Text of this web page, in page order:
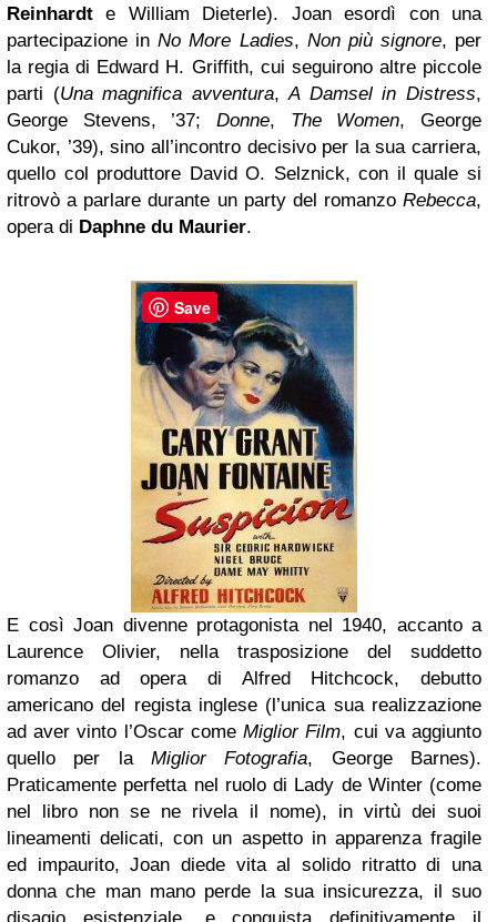
Reinhardt e William Dieterle). Joan esordì con una
partecipazione inNo More Ladies, Non più signore, per
la regia di Edward H. Griffith, cui seguirono altre piccole
parti (Una magnifica avventura,A Damsel in Distress,
George Stevens, ’37; Donne, The Women, George
Cukor, ’39), sino all’incontro decisivo per la sua carriera,
quello col produttore David O. Selznick, con il quale si
ritrovò a parlare durante un party del romanzo Rebecca,
opera di Daphne du Maurier.
E così Joan divenne protagonista nel 1940, accanto a
Laurence Olivier, nella trasposizione del suddetto
romanzo ad opera di Alfred Hitchcock, debutto
americano del regista inglese (l’unica sua realizzazione
ad aver vinto l’Oscar comeMiglior Film, cui va aggiunto
quello per la Miglior Fotografia, George Barnes).
Praticamente perfetta nel ruolo di Lady de Winter (come
nel libro non se ne rivela il nome), in virtù dei suoi
lineamenti delicati, con un aspetto in apparenza fragile
ed impaurito, Joan diede vita al solido ritratto di una
donna che man mano perde la sua insicurezza, il suo
Save